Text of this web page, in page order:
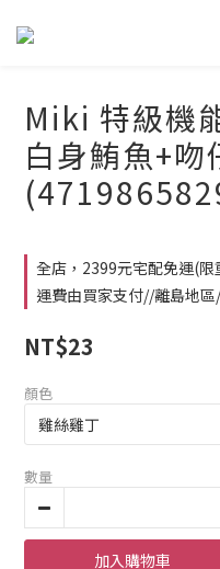
Miki 特級機
白身鮪魚+
全店，2399元宅配免運(限
運費由買家支付//離島地
NT$23
顏色
數量
加入購物車